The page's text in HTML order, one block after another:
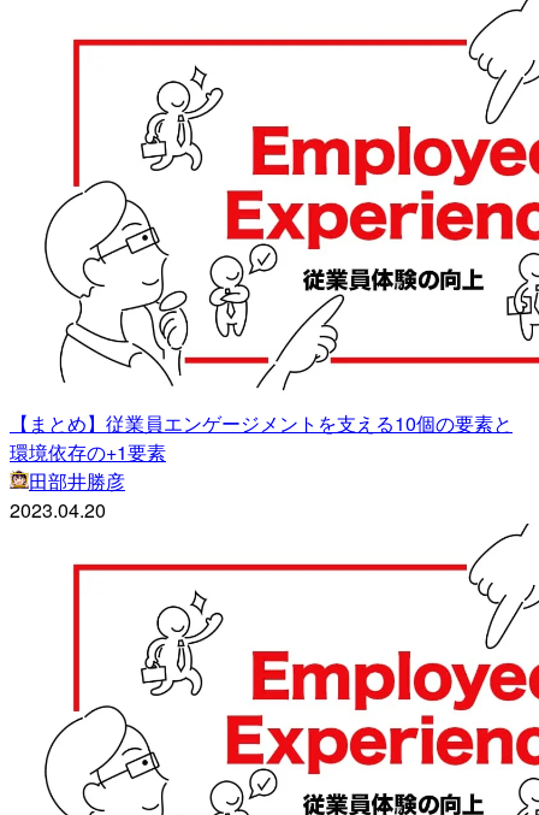
【まとめ】従業員エンゲージメントを支える10個の要素と
環境依存の+1要素
田部井勝彦
2023.04.20